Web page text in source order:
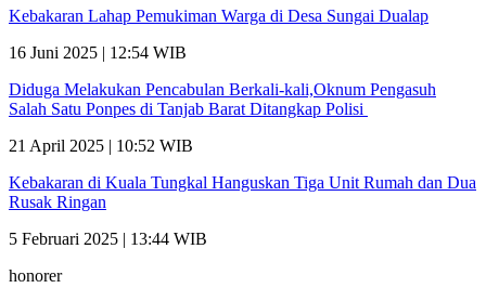
Kebakaran Lahap Pemukiman Warga di Desa Sungai Dualap
16 Juni 2025 | 12:54 WIB
Diduga Melakukan Pencabulan Berkali-kali,Oknum Pengasuh
Salah Satu Ponpes di Tanjab Barat Ditangkap Polisi
21 April 2025 | 10:52 WIB
Kebakaran di Kuala Tungkal Hanguskan Tiga Unit Rumah dan Dua
Rusak Ringan
5 Februari 2025 | 13:44 WIB
honorer